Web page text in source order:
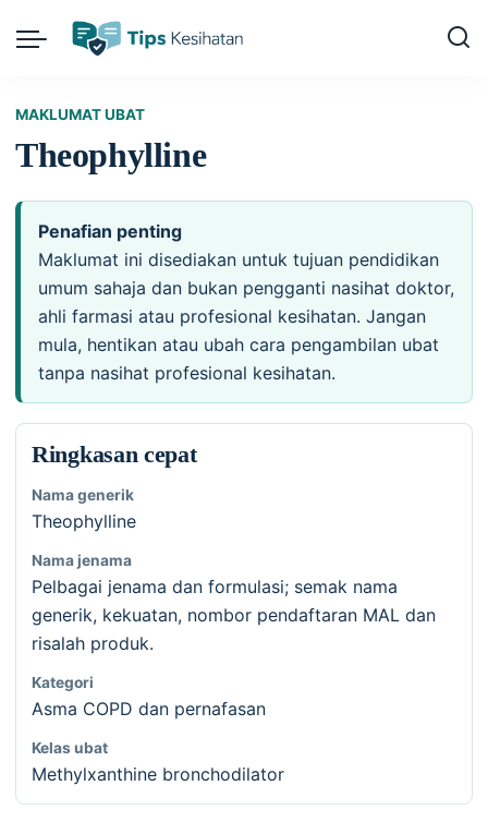
MAKLUMAT UBAT
Theophylline
Penafian penting
Maklumat ini disediakan untuk tujuan pendidikan
umum sahaja dan bukan pengganti nasihat doktor,
ahli farmasi atau profesional kesihatan. Jangan
mula, hentikan atau ubah cara pengambilan ubat
tanpa nasihat profesional kesihatan.
Ringkasan cepat
Nama generik
Theophylline
Nama jenama
Pelbagai jenama dan formulasi; semak nama
generik, kekuatan, nombor pendaftaran MAL dan
risalah produk.
Kategori
Asma COPD dan pernafasan
Kelas ubat
Methylxanthine bronchodilator